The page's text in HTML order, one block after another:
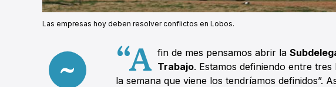
Las empresas hoy deben resolver conflictos en Lobos.
“A fin de mes pensamos abrir la
Trabajo. Estamos definiendo entre
la semana que viene los tendríamos definidos”.